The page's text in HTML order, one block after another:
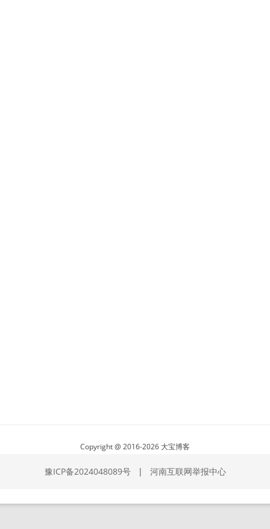
Copyright @ 2016-2026 大宝博客
豫ICP备2024048089号| 河南互联网举报中心